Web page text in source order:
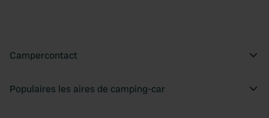
Campercontact
Populaires les aires de camping-car